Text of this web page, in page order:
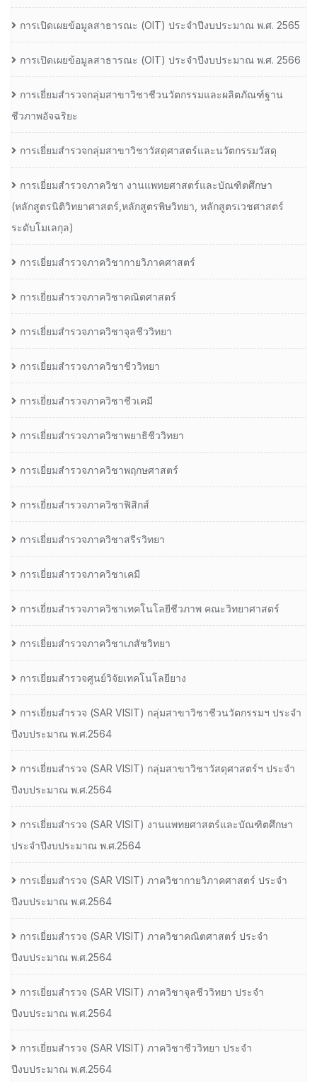
การเปิดเผยข้อมูลสาธารณะ (OIT) ประจำปีงบประมาณ พ.ศ. 2565
การเปิดเผยข้อมูลสาธารณะ (OIT) ประจำปีงบประมาณ พ.ศ. 2566
การเยี่ยมสำรวจกลุ่มสาขาวิชาชีวนวัตกรรมและผลิตภัณฑ์ฐาน
ชีวภาพอัจฉริยะ
การเยี่ยมสำรวจกลุ่มสาขาวิชาวัสดุศาสตร์และนวัตกรรมวัสดุ
การเยี่ยมสำรวจภาควิชา งานแพทยศาสตร์และบัณฑิตศึกษา
(หลักสูตรนิติวิทยาศาสตร์,หลักสูตรพิษวิทยา, หลักสูตรเวชศาสตร์
ระดับโมเลกุล)
การเยี่ยมสำรวจภาควิชากายวิภาคศาสตร์
การเยี่ยมสำรวจภาควิชาคณิตศาสตร์
การเยี่ยมสำรวจภาควิชาจุลชีววิทยา
การเยี่ยมสำรวจภาควิชาชีววิทยา
การเยี่ยมสำรวจภาควิชาชีวเคมี
การเยี่ยมสำรวจภาควิชาพยาธิชีววิทยา
การเยี่ยมสำรวจภาควิชาพฤกษศาสตร์
การเยี่ยมสำรวจภาควิชาฟิสิกส์
การเยี่ยมสำรวจภาควิชาสรีรวิทยา
การเยี่ยมสำรวจภาควิชาเคมี
การเยี่ยมสำรวจภาควิชาเทคโนโลยีชีวภาพ คณะวิทยาศาสตร์
การเยี่ยมสำรวจภาควิชาเภสัชวิทยา
การเยี่ยมสำรวจศูนย์วิจัยเทคโนโลยียาง
การเยี่ยมสํารวจ (SAR VISIT) กลุ่มสาขาวิชาชีวนวัตกรรมฯ ประจํา
ปีงบประมาณ พ.ศ.2564
การเยี่ยมสํารวจ (SAR VISIT) กลุ่มสาขาวิชาวัสดุศาสตร์ฯ ประจํา
ปีงบประมาณ พ.ศ.2564
การเยี่ยมสํารวจ (SAR VISIT) งานแพทยศาสตร์และบัณฑิตศึกษา
ประจําปีงบประมาณ พ.ศ.2564
การเยี่ยมสํารวจ (SAR VISIT) ภาควิชากายวิภาคศาสตร์ ประจํา
ปีงบประมาณ พ.ศ.2564
การเยี่ยมสํารวจ (SAR VISIT) ภาควิชาคณิตศาสตร์ ประจํา
ปีงบประมาณ พ.ศ.2564
การเยี่ยมสํารวจ (SAR VISIT) ภาควิชาจุลชีววิทยา ประจํา
ปีงบประมาณ พ.ศ.2564
การเยี่ยมสํารวจ (SAR VISIT) ภาควิชาชีววิทยา ประจํา
ปีงบประมาณ พ.ศ.2564